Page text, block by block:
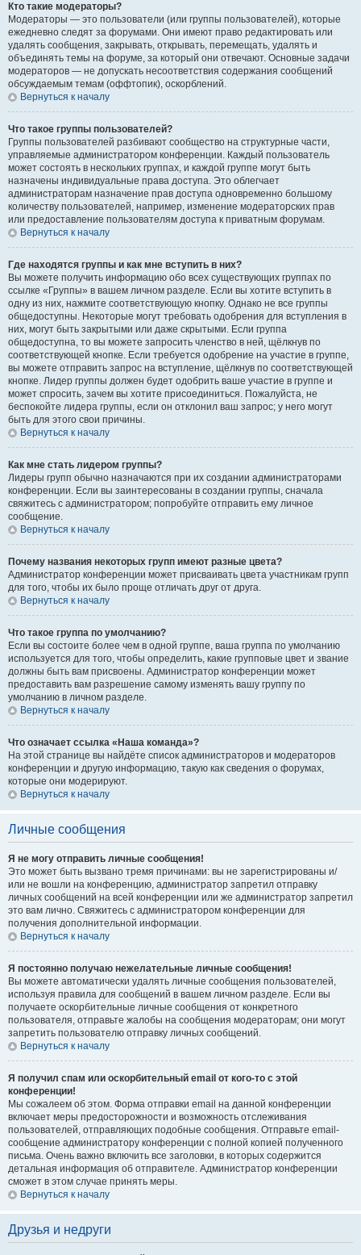
Кто такие модераторы?
Модераторы — это пользователи (или группы пользователей), которые
ежедневно следят за форумами. Они имеют право редактировать или
удалять сообщения, закрывать, открывать, перемещать, удалять и
объединять темы на форуме, за который они отвечают. Основные задачи
модераторов — не допускать несоответствия содержания сообщений
обсуждаемым темам (оффтопик), оскорблений.
Вернуться к началу
Что такое группы пользователей?
Группы пользователей разбивают сообщество на структурные части,
управляемые администратором конференции. Каждый пользователь
может состоять в нескольких группах, и каждой группе могут быть
назначены индивидуальные права доступа. Это облегчает
администраторам назначение прав доступа одновременно большому
количеству пользователей, например, изменение модераторских прав
или предоставление пользователям доступа к приватным форумам.
Вернуться к началу
Где находятся группы и как мне вступить в них?
Вы можете получить информацию обо всех существующих группах по
ссылке «Группы» в вашем личном разделе. Если вы хотите вступить в
одну из них, нажмите соответствующую кнопку. Однако не все группы
общедоступны. Некоторые могут требовать одобрения для вступления в
них, могут быть закрытыми или даже скрытыми. Если группа
общедоступна, то вы можете запросить членство в ней, щёлкнув по
соответствующей кнопке. Если требуется одобрение на участие в группе,
вы можете отправить запрос на вступление, щёлкнув по соответствующей
кнопке. Лидер группы должен будет одобрить ваше участие в группе и
может спросить, зачем вы хотите присоединиться. Пожалуйста, не
беспокойте лидера группы, если он отклонил ваш запрос; у него могут
быть для этого свои причины.
Вернуться к началу
Как мне стать лидером группы?
Лидеры групп обычно назначаются при их создании администраторами
конференции. Если вы заинтересованы в создании группы, сначала
свяжитесь с администратором; попробуйте отправить ему личное
сообщение.
Вернуться к началу
Почему названия некоторых групп имеют разные цвета?
Администратор конференции может присваивать цвета участникам групп
для того, чтобы их было проще отличать друг от друга.
Вернуться к началу
Что такое группа по умолчанию?
Если вы состоите более чем в одной группе, ваша группа по умолчанию
используется для того, чтобы определить, какие групповые цвет и звание
должны быть вам присвоены. Администратор конференции может
предоставить вам разрешение самому изменять вашу группу по
умолчанию в личном разделе.
Вернуться к началу
Что означает ссылка «Наша команда»?
На этой странице вы найдёте список администраторов и модераторов
конференции и другую информацию, такую как сведения о форумах,
которые они модерируют.
Вернуться к началу
Личные сообщения
Я не могу отправить личные сообщения!
Это может быть вызвано тремя причинами: вы не зарегистрированы и/
или не вошли на конференцию, администратор запретил отправку
личных сообщений на всей конференции или же администратор запретил
это вам лично. Свяжитесь с администратором конференции для
получения дополнительной информации.
Вернуться к началу
Я постоянно получаю нежелательные личные сообщения!
Вы можете автоматически удалять личные сообщения пользователей,
используя правила для сообщений в вашем личном разделе. Если вы
получаете оскорбительные личные сообщения от конкретного
пользователя, отправьте жалобы на сообщения модераторам; они могут
запретить пользователю отправку личных сообщений.
Вернуться к началу
Я получил спам или оскорбительный email от кого-то с этой
конференции!
Мы сожалеем об этом. Форма отправки email на данной конференции
включает меры предосторожности и возможность отслеживания
пользователей, отправляющих подобные сообщения. Отправьте email-
сообщение администратору конференции с полной копией полученного
письма. Очень важно включить все заголовки, в которых содержится
детальная информация об отправителе. Администратор конференции
сможет в этом случае принять меры.
Вернуться к началу
Друзья и недруги